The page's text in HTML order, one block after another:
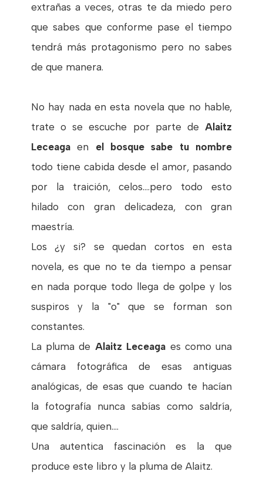
extrañas a veces, otras te da miedo pero
que sabes que conforme pase el tiempo
tendrá más protagonismo pero no sabes
de que manera.
No hay nada en esta novela que no hable,
trate o se escuche por parte de Alaitz
Leceagaen el bosque sabe tu nombre
todo tiene cabida desde el amor, pasando
por la traición, celos....pero todo esto
hilado con gran delicadeza, con gran
maestría.
Los ¿y si? se quedan cortos en esta
novela, es que no te da tiempo a pensar
en nada porque todo llega de golpe y los
suspiros y la "o" que se forman son
constantes.
La pluma de Alaitz Leceaga es como una
cámara fotográfica de esas antiguas
analógicas, de esas que cuando te hacían
la fotografía nunca sabías como saldría,
que saldría, quien....
Una autentica fascinación es la que
produce este libro y la pluma de Alaitz.